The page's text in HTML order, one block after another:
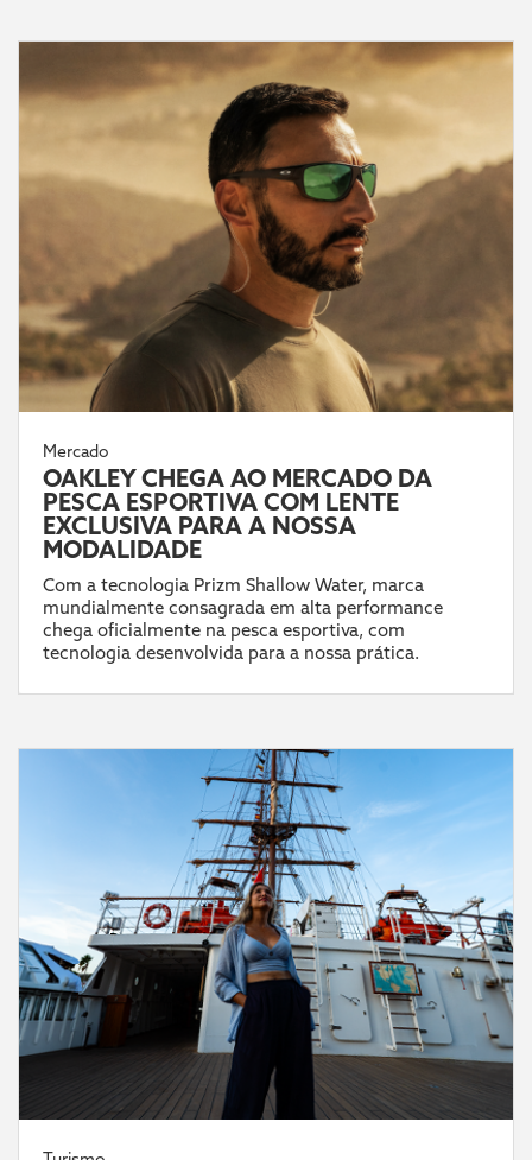
Mercado
OAKLEY CHEGA AO MERCADO DA
PESCA ESPORTIVA COM LENTE
EXCLUSIVA PARA A NOSSA
MODALIDADE
Com a tecnologia Prizm Shallow Water, marca
mundialmente consagrada em alta performance
chega oficialmente na pesca esportiva, com
tecnologia desenvolvida para a nossa prática.